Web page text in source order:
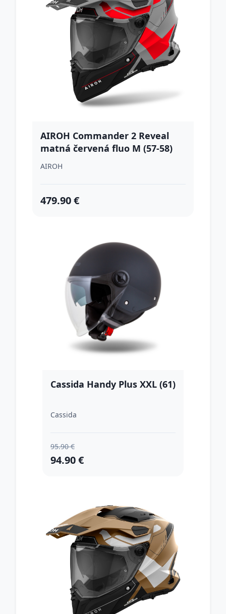
AIROH Commander 2 Reveal
matná červená fluo M (57-58)
AIROH
479.90 €
Cassida Handy Plus XXL (61)
Cassida
95.90 €
94.90 €